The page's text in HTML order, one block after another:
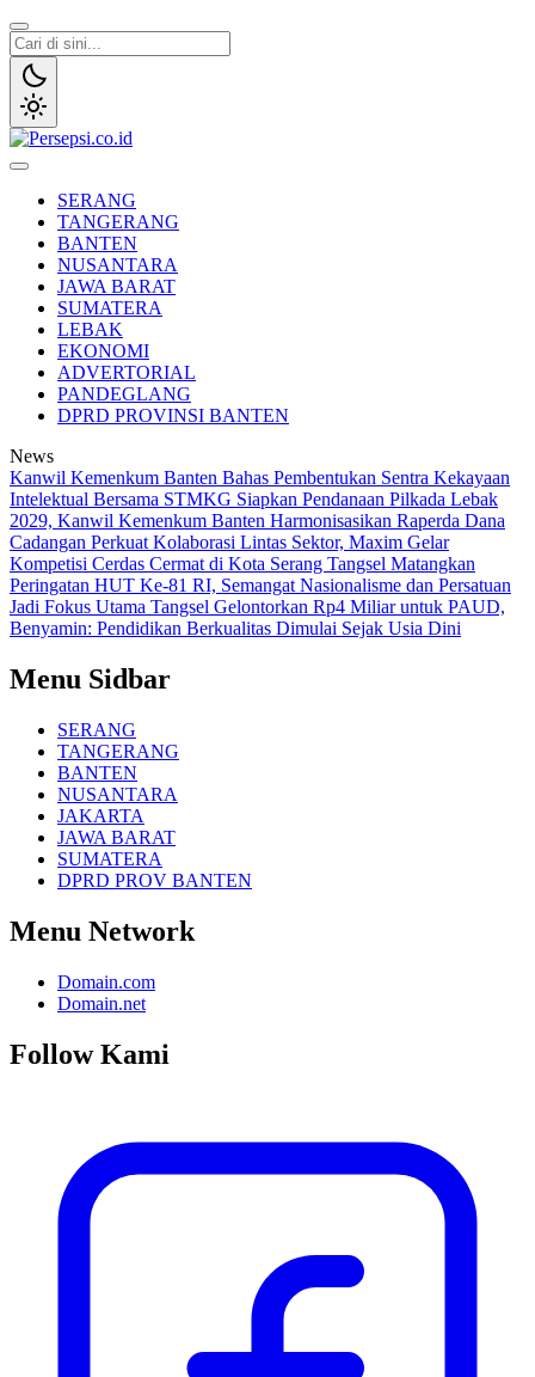
Lewati
ke
konten
SERANG
TANGERANG
BANTEN
NUSANTARA
JAWA BARAT
SUMATERA
LEBAK
EKONOMI
ADVERTORIAL
PANDEGLANG
DPRD PROVINSI BANTEN
News
Kanwil Kemenkum Banten Bahas Pembentukan Sentra Kekayaan
Intelektual Bersama STMKG Siapkan Pendanaan Pilkada Lebak
2029, Kanwil Kemenkum Banten Harmonisasikan Raperda Dana
Cadangan Perkuat Kolaborasi Lintas Sektor, Maxim Gelar
Kompetisi Cerdas Cermat di Kota Serang Tangsel Matangkan
Peringatan HUT Ke-81 RI, Semangat Nasionalisme dan Persatuan
Jadi Fokus Utama Tangsel Gelontorkan Rp4 Miliar untuk PAUD,
Benyamin: Pendidikan Berkualitas Dimulai Sejak Usia Dini
Menu Sidbar
SERANG
TANGERANG
BANTEN
NUSANTARA
JAKARTA
JAWA BARAT
SUMATERA
DPRD PROV BANTEN
Menu Network
Domain.com
Domain.net
Follow Kami